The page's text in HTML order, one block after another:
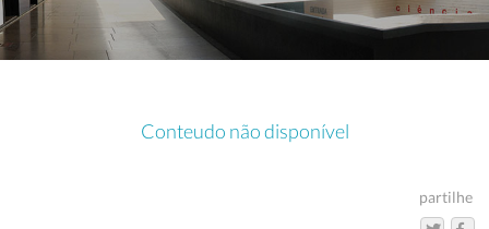
Conteudo não disponível
partilhe